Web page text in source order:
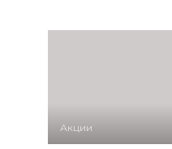
Акции